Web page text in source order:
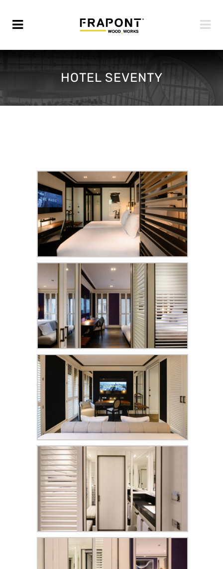
HOTEL SEVENTY